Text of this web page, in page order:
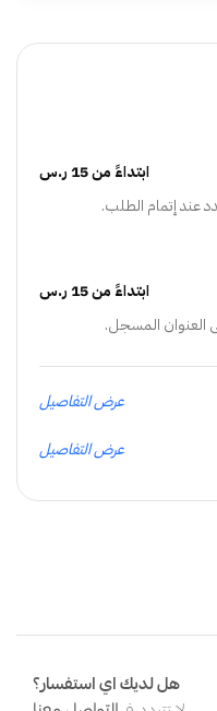
ابتداءً من 15 ر.س
عند إتمام الطلب.
ابتداءً من 15 ر.س
العنوان المسجل.
عرض التفاصيل
عرض التفاصيل
هل لديك اي استفسار؟